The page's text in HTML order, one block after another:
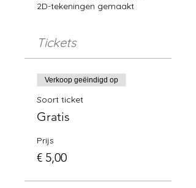
2D-tekeningen gemaakt
Tickets
Verkoop geëindigd op
Soort ticket
Gratis
Prijs
€ 5,00